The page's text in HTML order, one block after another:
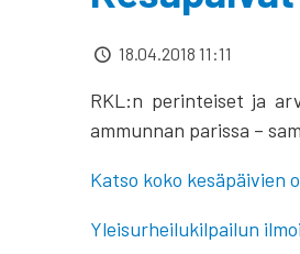
18.04.2018 11:11
RKL:n perinteiset ja
ammunnan parissa –
Katso koko kesäpäivien
Yleisurheilukilpailun